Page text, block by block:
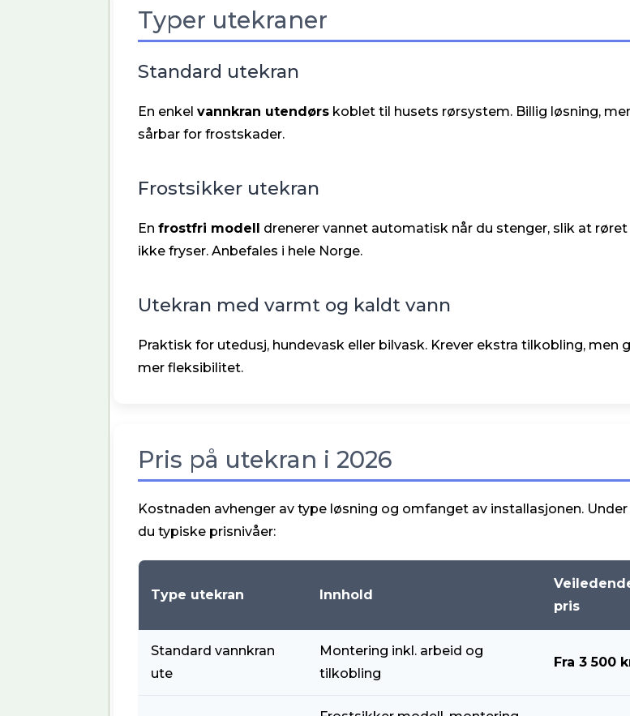
Typer utekraner
Standard utekran
En enkelvannkran utendørs koblet til husets rørsystem. Billig løsning,
sårbar for frostskader.
Frostsikker utekran
Enfrostfri modell drenerer vannet automatisk når du stenger, slik at røret
ikke fryser. Anbefales i hele Norge.
Utekran med varmt og kaldt vann
Praktisk for utedusj, hundevask eller bilvask. Krever ekstra tilkobling, men
mer fleksibilitet.
Pris på utekran i 2026
Kostnaden avhenger av type løsning og omfanget av installasjonen. Under
du typiske prisnivåer:
Type utekran Innhold
pris
Standard vannkran
ute
Montering inkl. arbeid og
tilkobling
Fra 3 500